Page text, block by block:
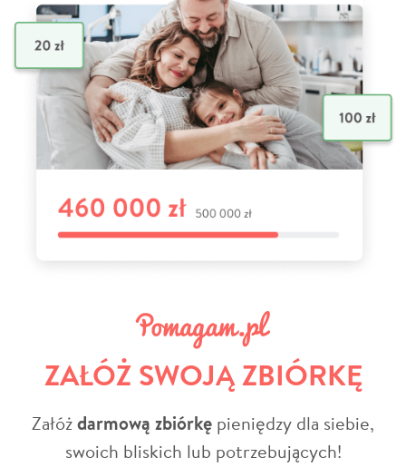
ZAŁÓŻ SWOJĄ ZBIÓRKĘ
Załóżdarmową zbiórkę pieniędzy dla siebie,
swoich bliskich lub potrzebujących!